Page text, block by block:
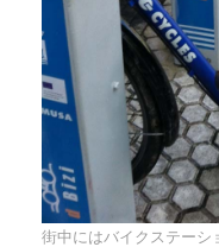
街中にはバイクステーシ